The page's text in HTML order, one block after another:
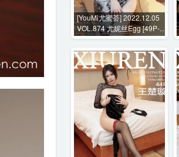
[YouMi尤蜜荟] 2022.12.05
VOL.874 尤妮丝Egg [49P-
431MB]